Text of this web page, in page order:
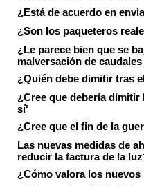
¿Está de acuerdo en
¿Son los paqueteros
¿Le parece bien que se
malversación de
¿Quién debe dimitir tras
¿Cree que debería
sí'
¿Cree que el fin de la
Las nuevas medidas de
reducir la factura de la
¿Cómo valora los